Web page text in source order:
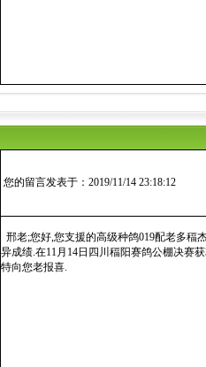
您的留言发表于：2019/11/14 23:18:12
邢老;您好,您支援的高级种鸽019配老多稫
异成绩.在11月14日四川稫阳赛鸽公棚决赛
特向您老报喜.